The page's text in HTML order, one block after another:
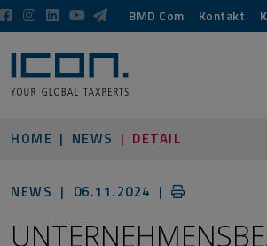
BMD Com Kontakt
HOME NEWS DETAIL
NEWS | 06.11.2024 |